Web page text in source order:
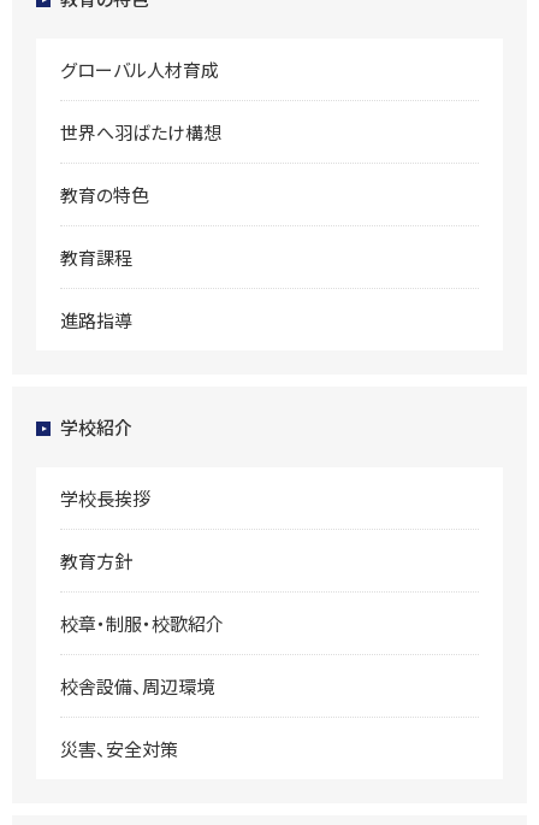
グローバル人材育成
世界へ羽ばたけ構想
教育の特色
教育課程
進路指導
学校紹介
学校長挨拶
教育方針
校章・制服・校歌紹介
校舎設備、周辺環境
災害、安全対策